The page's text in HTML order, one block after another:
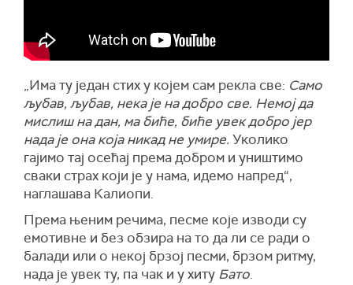
„Има ту један стих у којем сам рекла све: Само
љубав, љубав, нека је на добро све. Немој да
мислиш на дан, ма биће, биће увек добро јер
нада је она која никад не умире. Уколико
гајимо тај осећај према добром и уништимо
сваки страх који је у нама, идемо напред“,
наглашава Калиопи.
Према њеним речима, песме које изводи су
емотивне и без обзира на то да ли се ради о
балади или о некој брзој песми, брзом ритму,
нада је увек ту, па чак и у хиту Бато.